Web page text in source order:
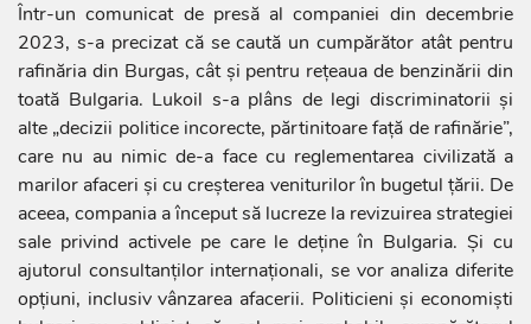
Într-un comunicat de presă al companiei din decembrie
2023, s-a precizat că se caută un cumpărător atât pentru
rafinăria din Burgas, cât și pentru rețeaua de benzinării din
toată Bulgaria. Lukoil s-a plâns de legi discriminatorii și
alte „decizii politice incorecte, părtinitoare față de rafinărie”,
care nu au nimic de-a face cu reglementarea civilizată a
marilor afaceri și cu creșterea veniturilor în bugetul țării. De
aceea, compania a început să lucreze la revizuirea strategiei
sale privind activele pe care le deţine în Bulgaria. Și cu
ajutorul consultanților internaționali, se vor analiza diferite
opțiuni, inclusiv vânzarea afacerii. Politicieni și economiști